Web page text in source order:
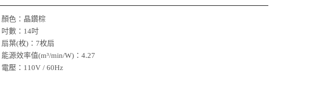
顏色：晶鑽棕
吋數：14吋
扇葉(枚)：7枚扇
能源效率值(m³/min/W)：4.27
電壓：110V / 60Hz